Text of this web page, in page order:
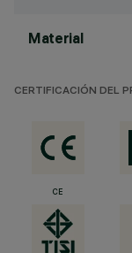
Material
CERTIFICACIÓN DEL
CE